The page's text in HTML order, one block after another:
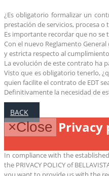
¿Es obligatorio formalizar un
prestación de servicios, procesa
Es importante recordar que no se
Con el nuevo Reglamento
y estricta respecto al
La evolución de este contrato ha
Visto que es obligatorio tenerlo,
quien facilite el contrato de EDT
Definitivamente la necesidad de
BACK
×Close Privacy
In compliance with the
the PRIVACY POLICY of